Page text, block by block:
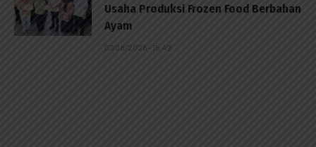
Usaha Produksi Frozen Food Berbahan
Ayam
07/08/2026 - 15:49